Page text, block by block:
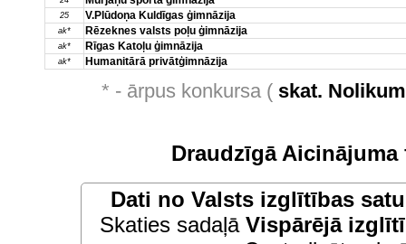
25 V.Plūdoņa Kuldīgas ģimnāzija
ak* Rēzeknes valsts poļu ģimnāzija
ak* Rīgas Katoļu ģimnāzija
ak* Humanitārā privātģimnāzija
* - ārpus konkursa ( skat.
Draudzīgā
Dati no Valsts izglītības
Skaties sadaļā Vispārējā